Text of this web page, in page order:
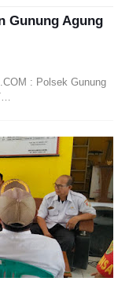
Gunung Agung
: Polsek Gunung